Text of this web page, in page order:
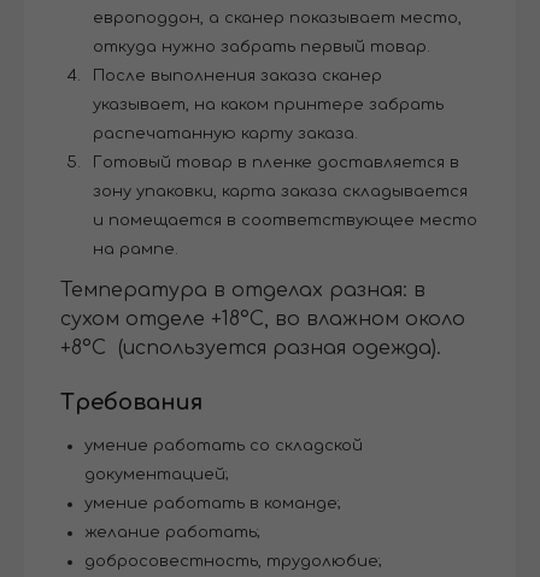
европоддон, а сканер показывает место,
откуда нужно забрать первый товар.
После выполнения заказа сканер
указывает, на каком принтере забрать
распечатанную карту заказа.
Готовый товар в пленке доставляется в
зону упаковки, карта заказа складывается
и помещается в соответствующее место
на рампе.
Температура в отделах разная: в
сухом отделе +18°С, во влажном около
+8°С (используется разная одежда).
Требования
умение работать со складской
документацией;
умение работать в команде;
желание работать;
добросовестность, трудолюбие;